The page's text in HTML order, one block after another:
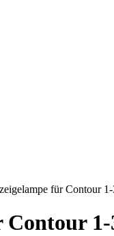
für Contour
Contour